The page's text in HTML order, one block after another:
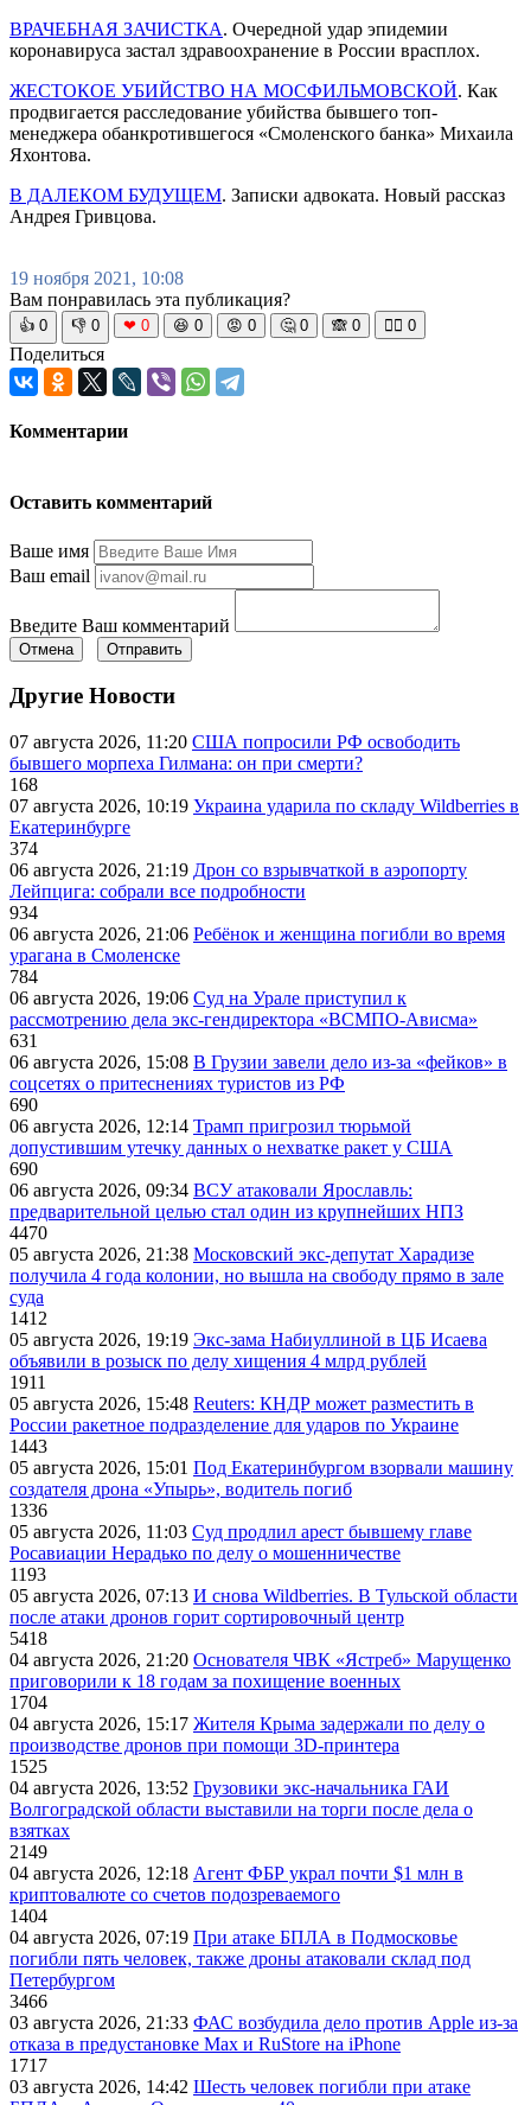
ВРАЧЕБНАЯ ЗАЧИСТКА. Очередной удар эпидемии
коронавируса застал здравоохранение в России врасплох.
ЖЕСТОКОЕ УБИЙСТВО НА МОСФИЛЬМОВСКОЙ. Как
продвигается расследование убийства бывшего топ-
менеджера обанкротившегося «Смоленского банка» Михаила
Яхонтова.
В ДАЛЕКОМ БУДУЩЕМ. Записки адвоката. Новый рассказ
Андрея Гривцова.
19 ноября 2021, 10:08
Вам понравилась эта публикация?
👍 0 👎 0 ❤ 0 😆 0 😡 0 🤔 0 🙈 0 🧘‍♀️ 0
Поделиться
Комментарии
Оставить комментарий
Ваше имя
Ваш email
Введите Ваш комментарий
Отмена Отправить
Другие Новости
07 августа 2026, 11:20 США попросили РФ освободить
бывшего морпеха Гилмана: он при смерти?
168
07 августа 2026, 10:19 Украина ударила по складу Wildberries в
Екатеринбурге
374
06 августа 2026, 21:19 Дрон со взрывчаткой в аэропорту
Лейпцига: собрали все подробности
934
06 августа 2026, 21:06 Ребёнок и женщина погибли во время
урагана в Смоленске
784
06 августа 2026, 19:06 Суд на Урале приступил к
рассмотрению дела экс-гендиректора «ВСМПО-Ависма»
631
06 августа 2026, 15:08 В Грузии завели дело из-за «фейков» в
соцсетях о притеснениях туристов из РФ
690
06 августа 2026, 12:14 Трамп пригрозил тюрьмой
допустившим утечку данных о нехватке ракет у США
690
06 августа 2026, 09:34 ВСУ атаковали Ярославль:
предварительной целью стал один из крупнейших НПЗ
4470
05 августа 2026, 21:38 Московский экс-депутат Харадизе
получила 4 года колонии, но вышла на свободу прямо в зале
суда
1412
05 августа 2026, 19:19 Экс-зама Набиуллиной в ЦБ Исаева
объявили в розыск по делу хищения 4 млрд рублей
1911
05 августа 2026, 15:48 Reuters: КНДР может разместить в
России ракетное подразделение для ударов по Украине
1443
05 августа 2026, 15:01 Под Екатеринбургом взорвали машину
создателя дрона «Упырь», водитель погиб
1336
05 августа 2026, 11:03 Суд продлил арест бывшему главе
Росавиации Нерадько по делу о мошенничестве
1193
05 августа 2026, 07:13 И снова Wildberries. В Тульской области
после атаки дронов горит сортировочный центр
5418
04 августа 2026, 21:20 Основателя ЧВК «Ястреб» Марущенко
приговорили к 18 годам за похищение военных
1704
04 августа 2026, 15:17 Жителя Крыма задержали по делу о
производстве дронов при помощи 3D‑принтера
1525
04 августа 2026, 13:52 Грузовики экс-начальника ГАИ
Волгоградской области выставили на торги после дела о
взятках
2149
04 августа 2026, 12:18 Агент ФБР украл почти $1 млн в
криптовалюте со счетов подозреваемого
1404
04 августа 2026, 07:19 При атаке БПЛА в Подмосковье
погибли пять человек, также дроны атаковали склад под
Петербургом
3466
03 августа 2026, 21:33 ФАС возбудила дело против Apple из-за
отказа в предустановке Max и RuStore на iPhone
1717
03 августа 2026, 14:42 Шесть человек погибли при атаке